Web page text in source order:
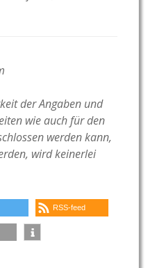
der Angaben und
wie auch für den
werden kann,
wird keinerlei
RSS-feed